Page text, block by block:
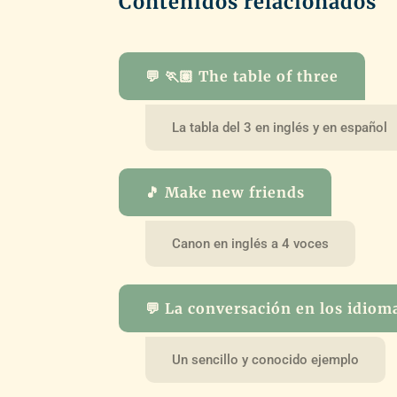
💬 🏃🏽 The table of three
La tabla del 3 en inglés y en español
🎵 Make new friends
Canon en inglés a 4 voces
💬 La conversación en los
Un sencillo y conocido ejemplo